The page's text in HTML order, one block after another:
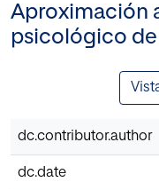
Aproximación
psicológico
dc.contributor.author
dc.date